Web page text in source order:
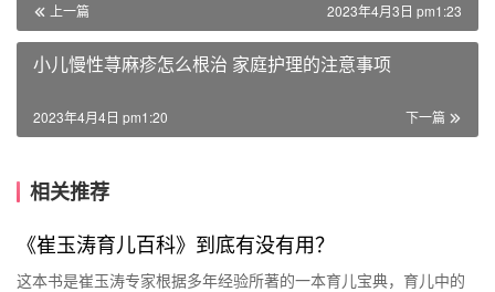
上一篇 2023年4月3日 pm1:23
小儿慢性荨麻疹怎么根治 家庭护理的注意事项
下一篇
2023年4月4日 pm1:20
相关推荐
《崔玉涛育儿百科》到底有没有用？
这本书是崔玉涛专家根据多年经验所著的一本育儿宝典，育儿中的